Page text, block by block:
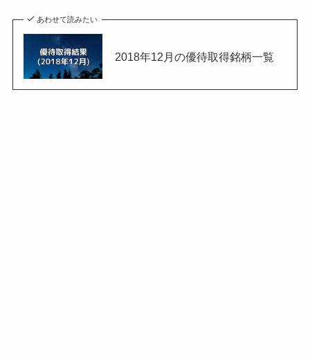
あわせて読みたい
2018年12月の優待取得銘柄一覧